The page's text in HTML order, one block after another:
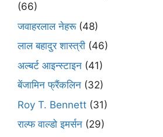
(66)
जवाहरलाल नेहरू(48)
लाल बहादुर शास्त्री (46)
अल्बर्ट आइन्स्टाइन (41)
बेंजामिन फ्रैंकलिन (32)
Roy T. Bennett (31)
राल्फ वाल्डो इमर्सन (29)